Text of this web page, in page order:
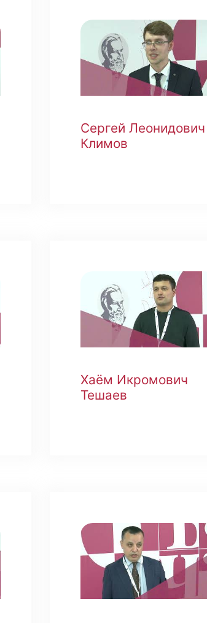
Сергей Леонидович
Климов
Хаём Икромович
Тешаев